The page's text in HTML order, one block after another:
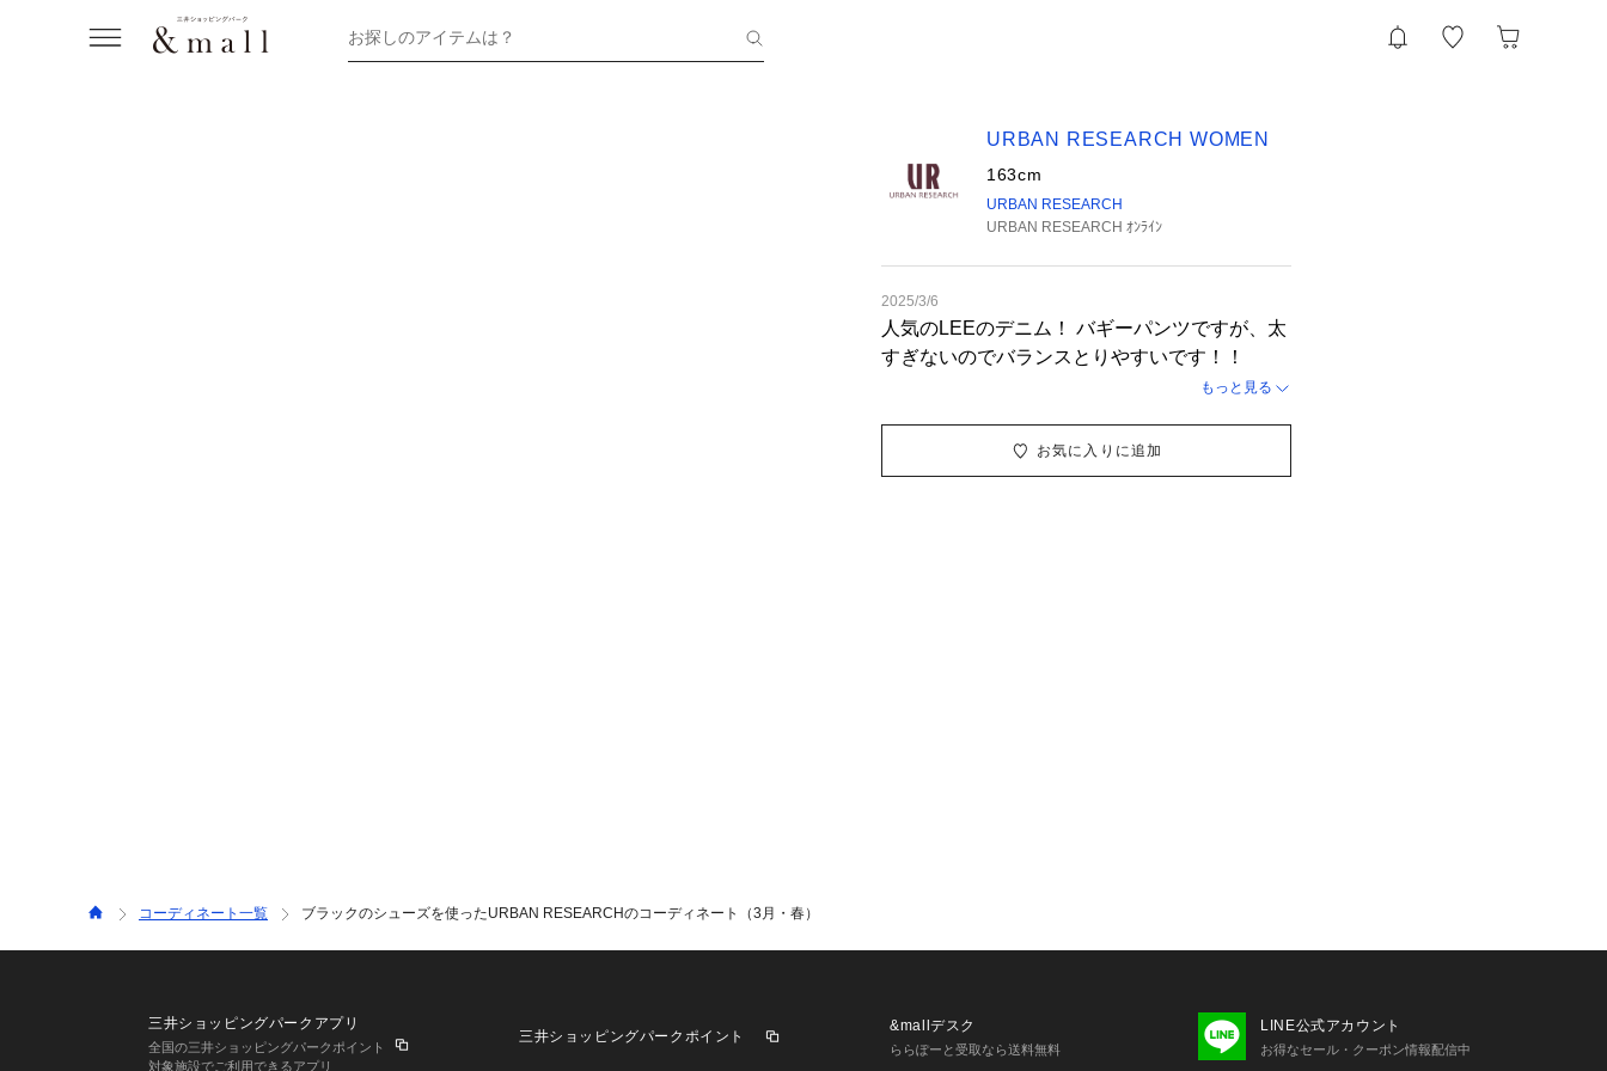
お探しのアイテムは？
URBAN RESEARCH WOMEN
163cm
URBAN RESEARCH
URBAN RESEARCH ｵﾝﾗｲﾝ
2025/3/6
人気のLEEのデニム！ バギーパンツですが、太
すぎないのでバランスとりやすいです！！
もっと見る
お気に入りに追加
コーディネート一覧 ブラックのシューズを使ったURBAN RESEARCHのコーディネート（3月・春）
三井ショッピングパークアプリ
全国の三井ショッピングパークポイント
対象施設でご利用できるアプリ
三井ショッピングパークポイント
&mallデスク
ららぽーと受取なら送料無料
LINE公式アカウント
お得なセール・クーポン情報配信中